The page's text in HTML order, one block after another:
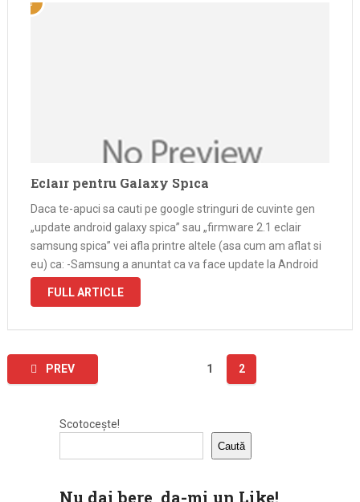
Eclair pentru Galaxy Spica
Daca te-apuci sa cauti pe google stringuri de cuvinte gen
„update android galaxy spica” sau „firmware 2.1 eclair
samsung spica” vei afla printre altele (asa cum am aflat si
eu) ca: -Samsung a anuntat ca va face update la Android
de la 1.5 la 2.1 -Prin …
FULL ARTICLE
Paginație
articole
PREV 1 2
Scotocește!
Caută
Nu dai bere, da-mi un Like!